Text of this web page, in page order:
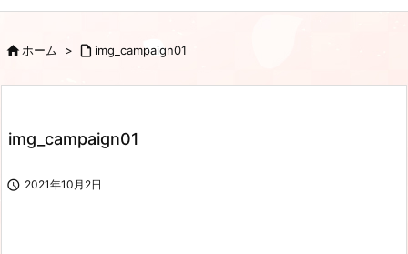
ホーム >  img_campaign01
img_campaign01
 2021年10月2日